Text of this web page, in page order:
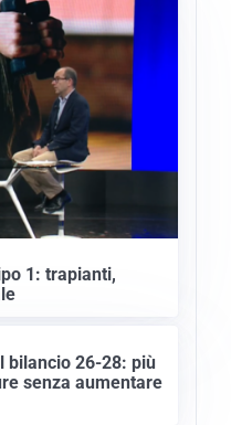
1: trapianti,
bilancio 26-28: più
senza aumentare